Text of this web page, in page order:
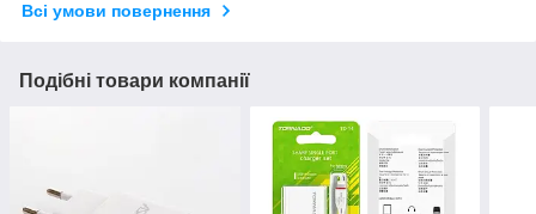
Всі умови повернення
Подібні товари компанії